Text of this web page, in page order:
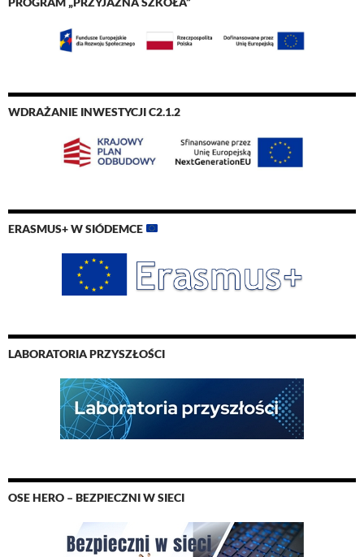
WDRAŻANIE INWESTYCJI C2.1.2
ERASMUS+ W SIÓDEMCE
LABORATORIA PRZYSZŁOŚCI
OSE HERO – BEZPIECZNI W SIECI